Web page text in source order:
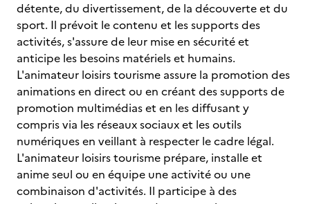
détente, du divertissement, de la découverte et du
sport. Il prévoit le contenu et les supports des
activités, s'assure de leur mise en sécurité et
anticipe les besoins matériels et humains.
L'animateur loisirs tourisme assure la promotion des
animations en direct ou en créant des supports de
promotion multimédias et en les diffusant y
compris via les réseaux sociaux et les outils
numériques en veillant à respecter le cadre légal.
L'animateur loisirs tourisme prépare, installe et
anime seul ou en équipe une activité ou une
combinaison d'activités. Il participe à des